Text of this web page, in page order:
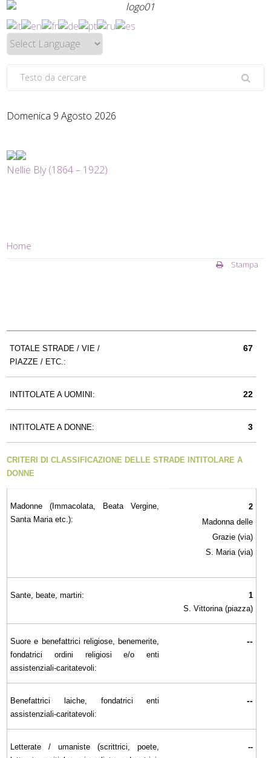
Domenica 9 Agosto 2026
Nellie Bly (1864 – 1922)
Home
Stampa
TOTALE STRADE / VIE /
PIAZZE / ETC.:
67
INTITOLATE A UOMINI: 22
INTITOLATE A DONNE: 3
CRITERI DI CLASSIFICAZIONE DELLE STRADE INTITOLARE A
DONNE
Madonne (Immacolata, Beata Vergine,
Santa Maria etc.):
2
Madonna delle
Grazie (via)
S. Maria (via)
Sante, beate, martiri:
1
S. Vittorina (piazza)
Suore e benefattrici religiose, benemerite,
fondatrici ordini religiosi e/o enti
assistenziali-caritatevoli:
--
Benefattrici laiche, fondatrici enti
assistenziali-caritatevoli:
--
Letterate / umaniste (scrittrici, poete,
--